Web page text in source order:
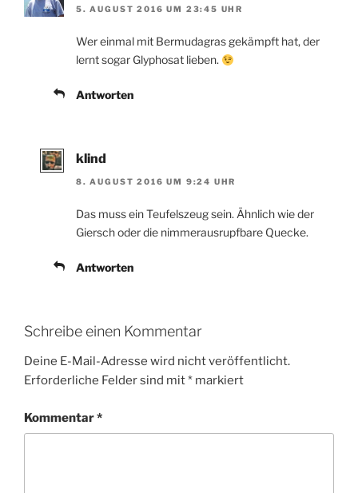
5. AUGUST 2016 UM 23:45 UHR
Wer einmal mit Bermudagras gekämpft hat, der
lernt sogar Glyphosat lieben.
Antworten
klind
8. AUGUST 2016 UM 9:24 UHR
Das muss ein Teufelszeug sein. Ähnlich wie der
Giersch oder die nimmerausrupfbare Quecke.
Antworten
Schreibe einen Kommentar
Deine E-Mail-Adresse wird nicht veröffentlicht.
Erforderliche Felder sind mit* markiert
Kommentar*